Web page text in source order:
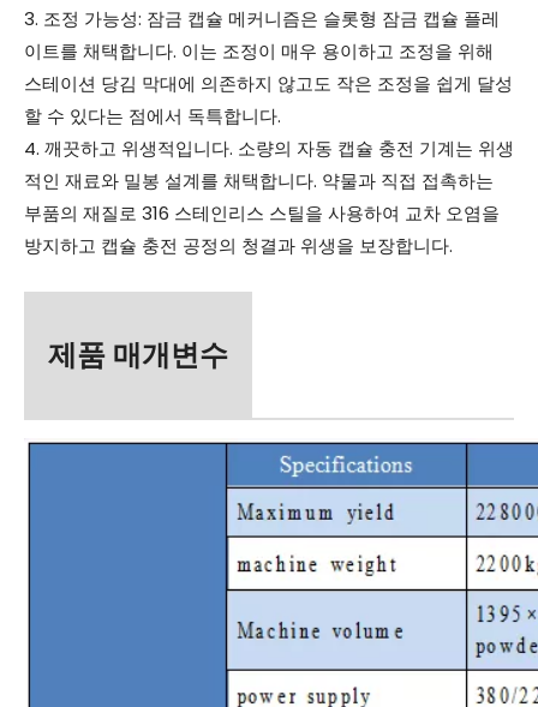
3. 조정 가능성: 잠금 캡슐 메커니즘은 슬롯형 잠금 캡슐 플레
이트를 채택합니다. 이는 조정이 매우 용이하고 조정을 위해
스테이션 당김 막대에 의존하지 않고도 작은 조정을 쉽게 달성
할 수 있다는 점에서 독특합니다.
4. 깨끗하고 위생적입니다. 소량의 자동 캡슐 충전 기계는 위생
적인 ​​재료와 밀봉 설계를 채택합니다. 약물과 직접 접촉하는
부품의 재질로 316 스테인리스 스틸을 사용하여 교차 오염을
방지하고 캡슐 충전 공정의 청결과 위생을 보장합니다.
제품 매개변수